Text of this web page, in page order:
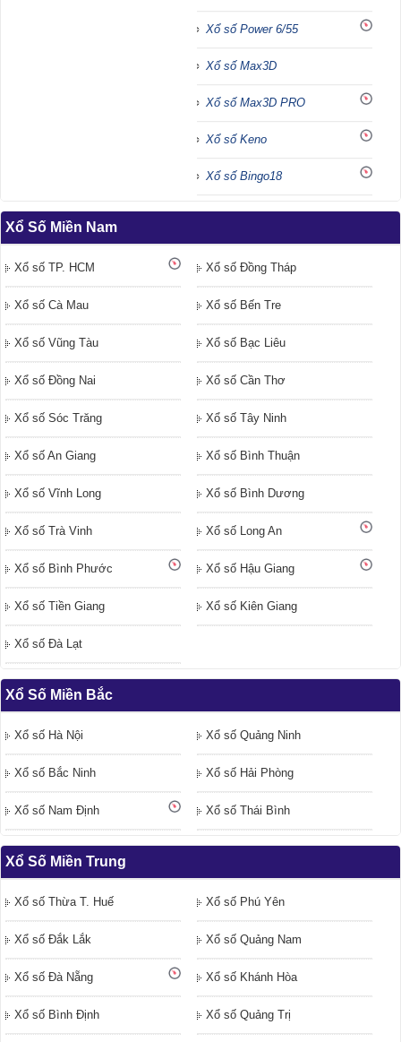
Xổ số Power 6/55
Xổ số Max3D
Xổ số Max3D PRO
Xổ số Keno
Xổ số Bingo18
Xổ Số Miền Nam
Xổ số TP. HCM Xổ số Đồng Tháp
Xổ số Cà Mau Xổ số Bến Tre
Xổ số Vũng Tàu Xổ số Bạc Liêu
Xổ số Đồng Nai Xổ số Cần Thơ
Xổ số Sóc Trăng Xổ số Tây Ninh
Xổ số An Giang Xổ số Bình Thuận
Xổ số Vĩnh Long Xổ số Bình Dương
Xổ số Trà Vinh Xổ số Long An
Xổ số Bình Phước Xổ số Hậu Giang
Xổ số Tiền Giang Xổ số Kiên Giang
Xổ số Đà Lạt
Xổ Số Miền Bắc
Xổ số Hà Nội Xổ số Quảng Ninh
Xổ số Bắc Ninh Xổ số Hải Phòng
Xổ số Nam Định Xổ số Thái Bình
Xổ Số Miền Trung
Xổ số Thừa T. Huế Xổ số Phú Yên
Xổ số Đắk Lắk Xổ số Quảng Nam
Xổ số Đà Nẵng Xổ số Khánh Hòa
Xổ số Bình Định Xổ số Quảng Trị